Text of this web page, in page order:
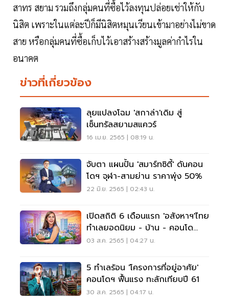
สาทร สยาม รวมถึงกลุ่มคนที่ซื้อไว้ลงทุนปล่อยเช่าให้กับ
นิสิต เพราะในแต่ละปีก็มีนิสิตหมุนเวียนเข้ามาอย่างไม่ขาด
สาย หรือกลุ่มคนที่ซื้อเก็บไว้เอาสร้างสร้างมูลค่ากำไรใน
อนาคต
ข่าวที่เกี่ยวข้อง
ลุยแปลงโฉม 'สกาล่า'เดิม สู่
เซ็นทรัลสยามสแควร์
16 เม.ย. 2565 | 08:19 น.
จับตา แผนปั้น 'สมาร์ทซิตี้' ดันคอน
โดฯ จุฬา-สามย่าน ราคาพุ่ง 50%
22 มิ.ย. 2565 | 02:43 น.
เปิดสถิติ 6 เดือนแรก 'อสังหาฯ'ไทย
ทำเลยอดนิยม - บ้าน - คอนโด
ไหนฮอตสุด!
03 ส.ค. 2565 | 04:27 น.
5 ทำเลร้อน 'โครงการที่อยู่อาศัย'
คอนโดฯ ฟื้นแรง ทะลักเทียบปี 61
30 ส.ค. 2565 | 04:17 น.